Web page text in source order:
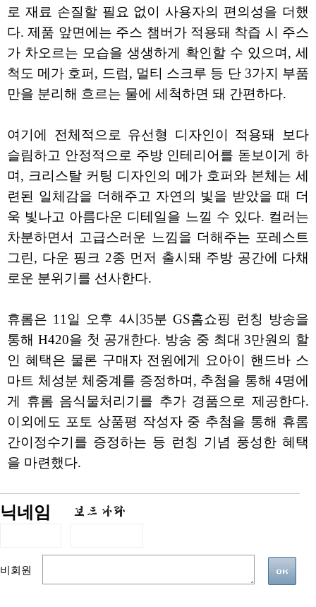
로 재료 손질할 필요 없이 사용자의 편의성을 더했
다. 제품 앞면에는 주스 챔버가 적용돼 착즙 시 주스
가 차오르는 모습을 생생하게 확인할 수 있으며, 세
척도 메가 호퍼, 드럼, 멀티 스크루 등 단 3가지 부품
만을 분리해 흐르는 물에 세척하면 돼 간편하다.
여기에 전체적으로 유선형 디자인이 적용돼 보다
슬림하고 안정적으로 주방 인테리어를 돋보이게 하
며, 크리스탈 커팅 디자인의 메가 호퍼와 본체는 세
련된 일체감을 더해주고 자연의 빛을 받았을 때 더
욱 빛나고 아름다운 디테일을 느낄 수 있다. 컬러는
차분하면서 고급스러운 느낌을 더해주는 포레스트
그린, 다운 핑크 2종 먼저 출시돼 주방 공간에 다채
로운 분위기를 선사한다.
휴롬은 11일 오후 4시35분 GS홈쇼핑 런칭 방송을
통해 H420을 첫 공개한다. 방송 중 최대 3만원의 할
인 혜택은 물론 구매자 전원에게 요아이 핸드바 스
마트 체성분 체중계를 증정하며, 추첨을 통해 4명에
게 휴롬 음식물처리기를 추가 경품으로 제공한다.
이외에도 포토 상품평 작성자 중 추첨을 통해 휴롬
간이정수기를 증정하는 등 런칭 기념 풍성한 혜택
을 마련했다.
닉네임
비회원